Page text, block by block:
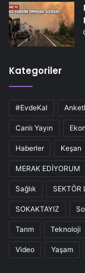
Kategoriler
#EvdeKal
Canlı Yayın
Haberler Keşan
MERAK EDİYORUM
Sağlık SEKTÖR
SOKAKTAYIZ
Tarım Teknoloji
Video Yaşam